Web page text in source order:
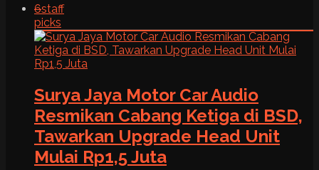
6staff
picks
Surya Jaya Motor Car Audio
Resmikan Cabang Ketiga di BSD,
Tawarkan Upgrade Head Unit
Mulai Rp1,5 Juta